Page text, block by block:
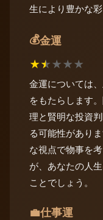
生により豊かな
💰金運
★★★★★
金運については
をもたらします
理と賢明な投資
る可能性があり
な視点で物事を
が、あなたの人
ことでしょう。
💼仕事運